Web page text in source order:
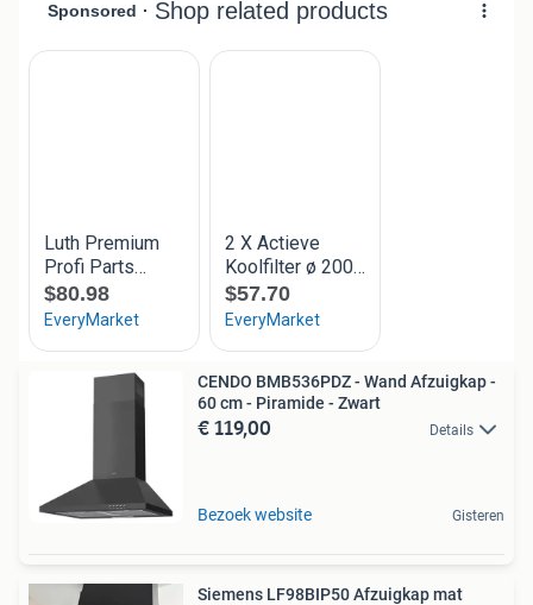
CENDO BMB536PDZ - Wand Afzuigkap -
60 cm - Piramide - Zwart
€ 119,00 Details
Bezoek website Gisteren
Siemens LF98BIP50 Afzuigkap mat